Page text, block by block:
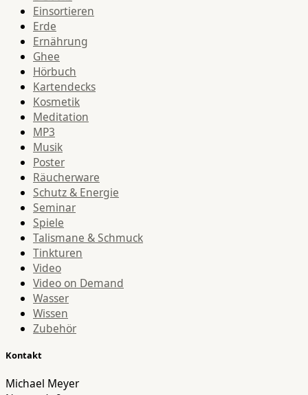
Einsortieren
Erde
Ernährung
Ghee
Hörbuch
Kartendecks
Kosmetik
Meditation
MP3
Musik
Poster
Räucherware
Schutz & Energie
Seminar
Spiele
Talismane & Schmuck
Tinkturen
Video
Video on Demand
Wasser
Wissen
Zubehör
Kontakt
Michael Meyer